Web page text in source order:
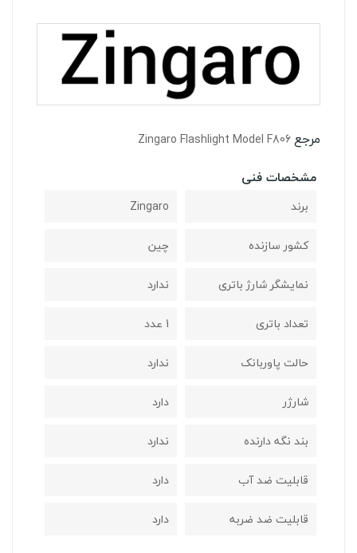
مرجعZingaro Flashlight Model F806
مشخصات فنی
برند
Zingaro
کشور سازنده
چین
نمایشگر شارژ باتری
ندارد
تعداد باتری
1 عدد
حالت پاوربانک
ندارد
شارژر
دارد
بند نگه دارنده
ندارد
قابلیت ضد آب
دارد
قابلیت ضد ضربه
دارد